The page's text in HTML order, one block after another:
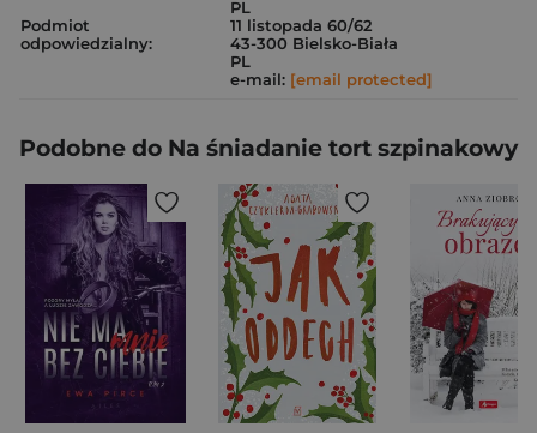
Podmiot
odpowiedzialny:
PL
11 listopada 60/62
43-300 Bielsko-Biała
PL
e-mail: [email protected]
Podobne do Na śniadanie tort szpinakowy